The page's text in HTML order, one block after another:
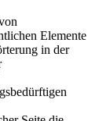
Elemente
in der